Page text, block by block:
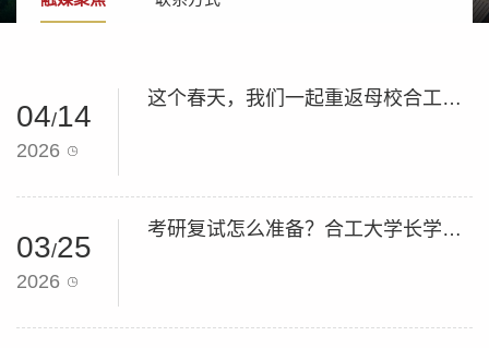
04/14
2026
这个春天，我们一起重返母校合工大！
03/25
2026
考研复试怎么准备？合工大学长学姐为你支招